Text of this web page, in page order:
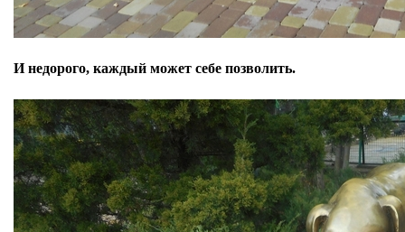
И недорого, каждый может себе позволить.